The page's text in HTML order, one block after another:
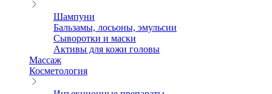
Шампуни
Бальзамы, лосьоны, эмульсии
Сыворотки и маски
Активы для кожи головы
Массаж
Косметология